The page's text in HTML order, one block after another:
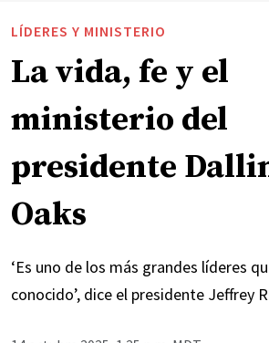
LÍDERES Y MINISTERIO
La vida, fe y el
ministerio del
presidente
Oaks
‘Es uno de los más grandes líderes
conocido’, dice el presidente Jeffrey